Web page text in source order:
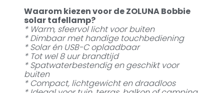
Waarom kiezen voor de ZOLUNA Bobbie
solar tafellamp?
* Warm, sfeervol licht voor buiten
* Dimbaar met handige touchbediening
* Solar én USB-C oplaadbaar
* Tot wel 8 uur brandtijd
* Spatwaterbestendig en geschikt voor
buiten
* Compact, lichtgewicht en draadloos